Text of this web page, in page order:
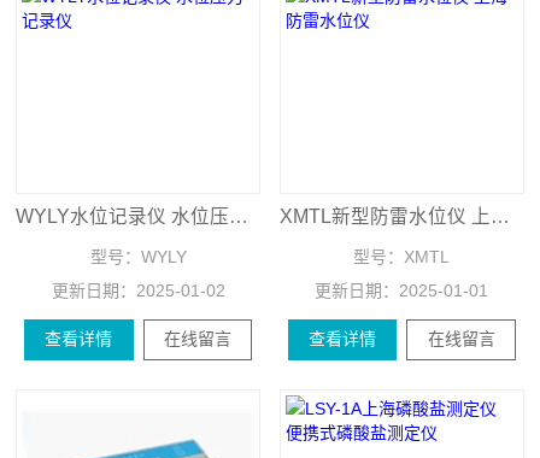
WYLY水位记录仪 水位压力记录仪
型号： WYLY
更新日期： 2025-01-02
查看详情 在线留言
XMTL新型防雷水位仪 上海防雷水位仪
型号： XMTL
更新日期： 2025-01-01
查看详情 在线留言